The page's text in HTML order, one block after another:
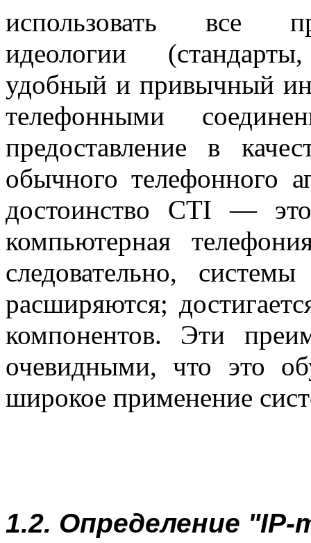
использовать все
идеологии
удобный и привычный
телефонными
предоставление в
обычного телефонного
достоинство CTI —
компьютерная
следовательно,
расширяются;
компонентов. Эти
очевидными, что это
широкое применение
1.2. Определение